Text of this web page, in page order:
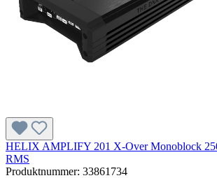
HELIX AMPLIFY 201 X-Over Monoblock
RMS
Produktnummer: 33861734